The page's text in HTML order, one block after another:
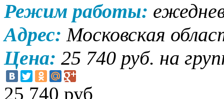
Режим работы:
Адрес: Московская
Цена: 25 740 руб. на
25 740 руб